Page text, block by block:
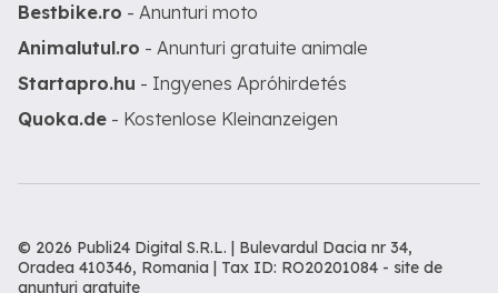
Bestbike.ro - Anunturi moto
Animalutul.ro - Anunturi gratuite animale
Startapro.hu - Ingyenes Apróhirdetés
Quoka.de - Kostenlose Kleinanzeigen
© 2026 Publi24 Digital S.R.L. | Bulevardul Dacia nr 34,
Oradea 410346, Romania | Tax ID: RO20201084 - site de
anunturi gratuite